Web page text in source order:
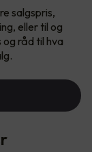
salgspris,
eller til og
råd til hva